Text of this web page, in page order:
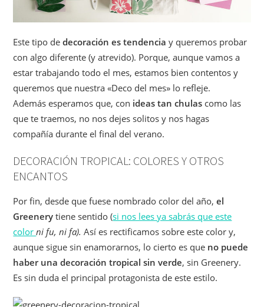
Este tipo dedecoración es tendencia y queremos probar
con algo diferente (y atrevido). Porque, aunque vamos a
estar trabajando todo el mes, estamos bien contentos y
queremos que nuestra «Deco del mes» lo refleje.
Además esperamos que, con ideas tan chulas como las
que te traemos, no nos dejes solitos y nos hagas
compañía durante el final del verano.
DECORACIÓN TROPICAL: COLORES Y OTROS
ENCANTOS
Por fin, desde que fuese nombrado color del año,el
Greenery tiene sentido (si nos lees ya sabrás que este
colorni fu, ni fa).Así es rectificamos sobre este color y,
aunque sigue sin enamorarnos, lo cierto es que no puede
haber una decoración tropical sin verde, sin Greenery.
Es sin duda el principal protagonista de este estilo.